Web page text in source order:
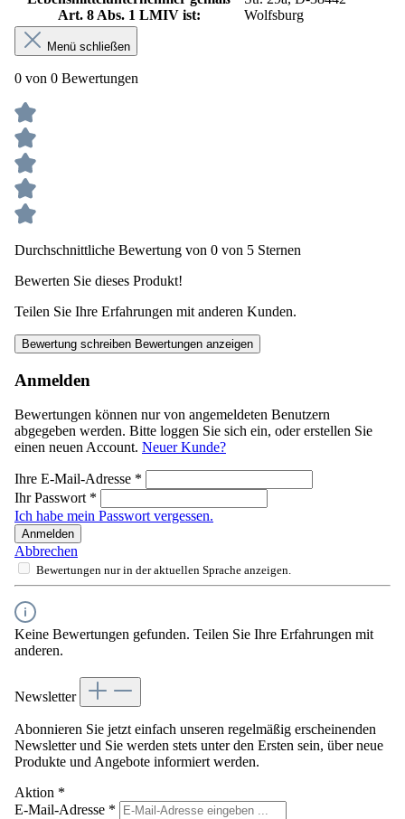
Art. 8 Abs. 1 LMIV ist:
Wolfsburg
Menü schließen
0 von 0 Bewertungen
Durchschnittliche Bewertung von 0 von 5 Sternen
Bewerten Sie dieses Produkt!
Teilen Sie Ihre Erfahrungen mit anderen Kunden.
Bewertung schreiben Bewertungen anzeigen
Anmelden
Bewertungen können nur von angemeldeten Benutzern
abgegeben werden. Bitte loggen Sie sich ein, oder erstellen Sie
einen neuen Account. Neuer Kunde?
Ihre E-Mail-Adresse *
Ihr Passwort *
Ich habe mein Passwort vergessen.
Anmelden
Abbrechen
Bewertungen nur in der aktuellen Sprache anzeigen.
Keine Bewertungen gefunden. Teilen Sie Ihre Erfahrungen mit
anderen.
Newsletter
Abonnieren Sie jetzt einfach unseren regelmäßig erscheinenden
Newsletter und Sie werden stets unter den Ersten sein, über neue
Produkte und Angebote informiert werden.
Aktion *
E-Mail-Adresse *